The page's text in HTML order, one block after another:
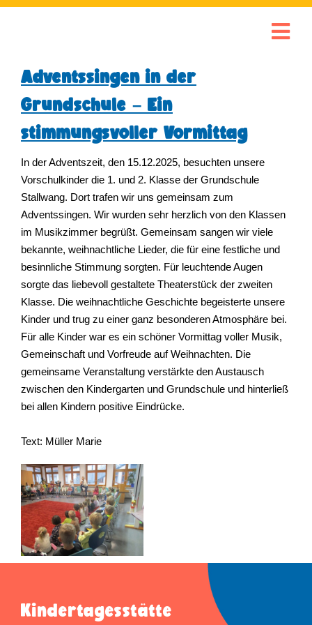
Adventssingen in der
Grundschule – Ein
stimmungsvoller Vormittag
In der Adventszeit, den 15.12.2025, besuchten unsere
Vorschulkinder die 1. und 2. Klasse der Grundschule
Stallwang. Dort trafen wir uns gemeinsam zum
Adventssingen. Wir wurden sehr herzlich von den Klassen
im Musikzimmer begrüßt. Gemeinsam sangen wir viele
bekannte, weihnachtliche Lieder, die für eine festliche und
besinnliche Stimmung sorgten. Für leuchtende Augen
sorgte das liebevoll gestaltete Theaterstück der zweiten
Klasse. Die weihnachtliche Geschichte begeisterte unsere
Kinder und trug zu einer ganz besonderen Atmosphäre bei.
Für alle Kinder war es ein schöner Vormittag voller Musik,
Gemeinschaft und Vorfreude auf Weihnachten. Die
gemeinsame Veranstaltung verstärkte den Austausch
zwischen den Kindergarten und Grundschule und hinterließ
bei allen Kindern positive Eindrücke.
Text: Müller Marie
Kindertagesstätte